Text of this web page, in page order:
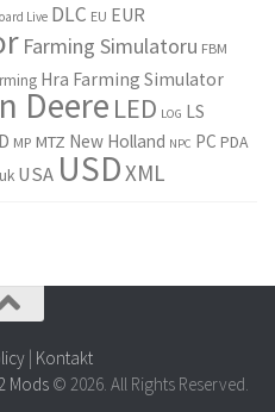
Live DLC EU EUR
Farming Simulatoru FBM
Hra Farming Simulator
Deere LED LOG LS
MP MTZ New Holland NPC PC PDA
uk USA USDXML
Kontakt
Mods© 2026. All Rights Reserved.